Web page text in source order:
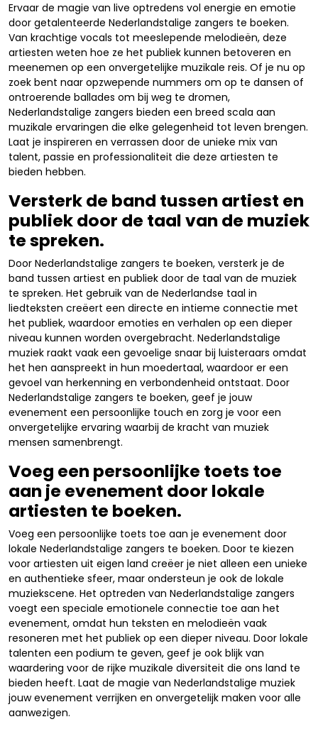
Ervaar de magie van live optredens vol energie en emotie
door getalenteerde Nederlandstalige zangers te boeken.
Van krachtige vocals tot meeslepende melodieën, deze
artiesten weten hoe ze het publiek kunnen betoveren en
meenemen op een onvergetelijke muzikale reis. Of je nu op
zoek bent naar opzwepende nummers om op te dansen of
ontroerende ballades om bij weg te dromen,
Nederlandstalige zangers bieden een breed scala aan
muzikale ervaringen die elke gelegenheid tot leven brengen.
Laat je inspireren en verrassen door de unieke mix van
talent, passie en professionaliteit die deze artiesten te
bieden hebben.
Versterk de band tussen artiest en
publiek door de taal van de muziek
te spreken.
Door Nederlandstalige zangers te boeken, versterk je de
band tussen artiest en publiek door de taal van de muziek
te spreken. Het gebruik van de Nederlandse taal in
liedteksten creëert een directe en intieme connectie met
het publiek, waardoor emoties en verhalen op een dieper
niveau kunnen worden overgebracht. Nederlandstalige
muziek raakt vaak een gevoelige snaar bij luisteraars omdat
het hen aanspreekt in hun moedertaal, waardoor er een
gevoel van herkenning en verbondenheid ontstaat. Door
Nederlandstalige zangers te boeken, geef je jouw
evenement een persoonlijke touch en zorg je voor een
onvergetelijke ervaring waarbij de kracht van muziek
mensen samenbrengt.
Voeg een persoonlijke toets toe
aan je evenement door lokale
artiesten te boeken.
Voeg een persoonlijke toets toe aan je evenement door
lokale Nederlandstalige zangers te boeken. Door te kiezen
voor artiesten uit eigen land creëer je niet alleen een unieke
en authentieke sfeer, maar ondersteun je ook de lokale
muziekscene. Het optreden van Nederlandstalige zangers
voegt een speciale emotionele connectie toe aan het
evenement, omdat hun teksten en melodieën vaak
resoneren met het publiek op een dieper niveau. Door lokale
talenten een podium te geven, geef je ook blijk van
waardering voor de rijke muzikale diversiteit die ons land te
bieden heeft. Laat de magie van Nederlandstalige muziek
jouw evenement verrijken en onvergetelijk maken voor alle
aanwezigen.